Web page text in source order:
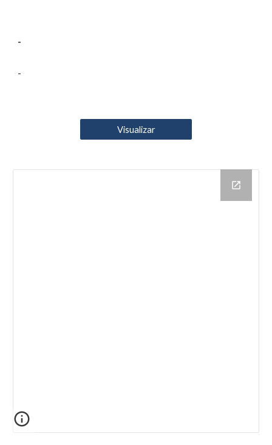
-
-
Visualizar